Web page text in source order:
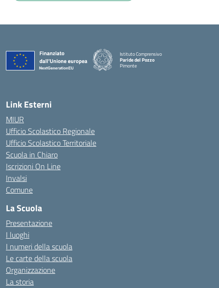
Istituto Comprensivo
Paride del Pozzo
Pimonte
Link Esterni
MIUR
Ufficio Scolastico Regionale
Ufficio Scolastico Territoriale
Scuola in Chiaro
Iscrizioni On Line
Invalsi
Comune
La Scuola
Presentazione
I luoghi
I numeri della scuola
Le carte della scuola
Organizzazione
La storia